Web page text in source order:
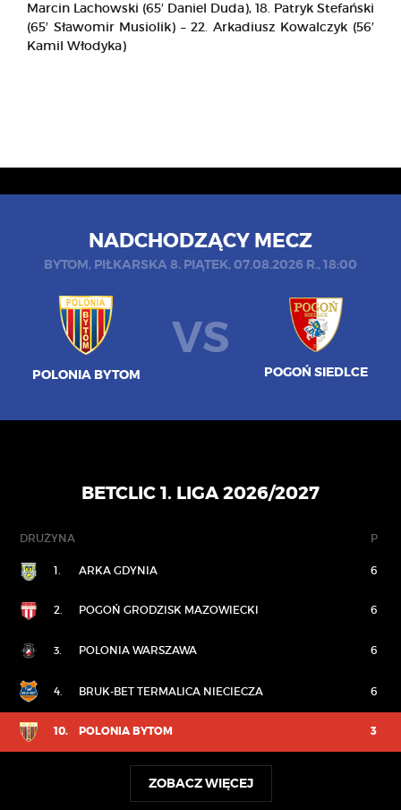
Marcin Lachowski (65′ Daniel Duda), 18. Patryk Stefański
(65′ Sławomir Musiolik) – 22. Arkadiusz Kowalczyk (56′
Kamil Włodyka)
NADCHODZĄCY MECZ
BYTOM, PIŁKARSKA 8. PIĄTEK, 07.08.2026 R., 18:00
POLONIA BYTOM
VS
POGOŃ SIEDLCE
BETCLIC 1. LIGA 2026/2027
DRUŻYNA P
1. ARKA GDYNIA 6
2. POGOŃ GRODZISK MAZOWIECKI 6
3. POLONIA WARSZAWA 6
4. BRUK-BET TERMALICA NIECIECZA 6
10. POLONIA BYTOM 3
ZOBACZ WIĘCEJ